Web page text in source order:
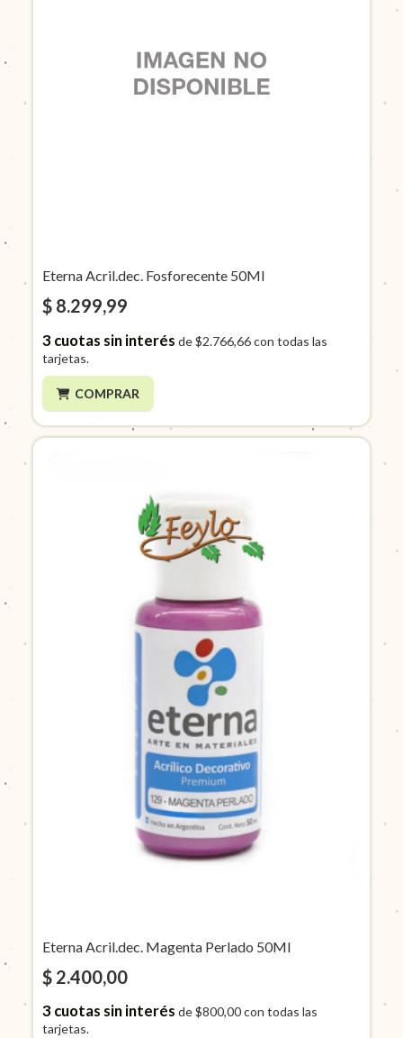
Eterna Acril.dec. Fosforecente 50Ml
$ 8.299,99
3cuotas sin interés de$2.766,66con todas las
tarjetas.
COMPRAR
Eterna Acril.dec. Magenta Perlado 50Ml
$ 2.400,00
3cuotas sin interés de$800,00con todas las
tarjetas.